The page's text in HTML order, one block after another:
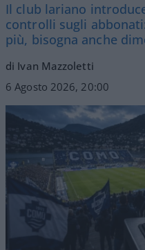
Il club lariano
controlli sugli
più, bisogna anche
di Ivan Mazzoletti
6 Agosto 2026, 20:00